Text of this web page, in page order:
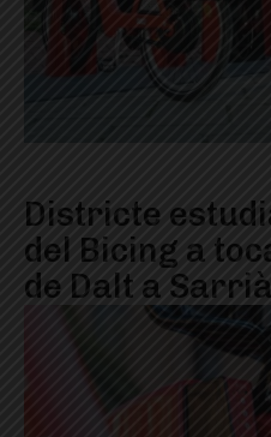
Districte
del Bicing a
de Dalt a